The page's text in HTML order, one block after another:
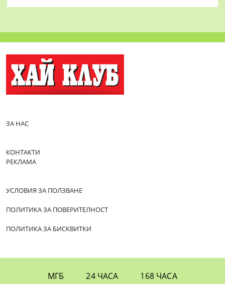
ЗА НАС
КОНТАКТИ
РЕКЛАМА
УСЛОВИЯ ЗА ПОЛЗВАНЕ
ПОЛИТИКА ЗА ПОВЕРИТЕЛНОСТ
ПОЛИТИКА ЗА БИСКВИТКИ
МГБ 24 ЧАСА
168 ЧАСА